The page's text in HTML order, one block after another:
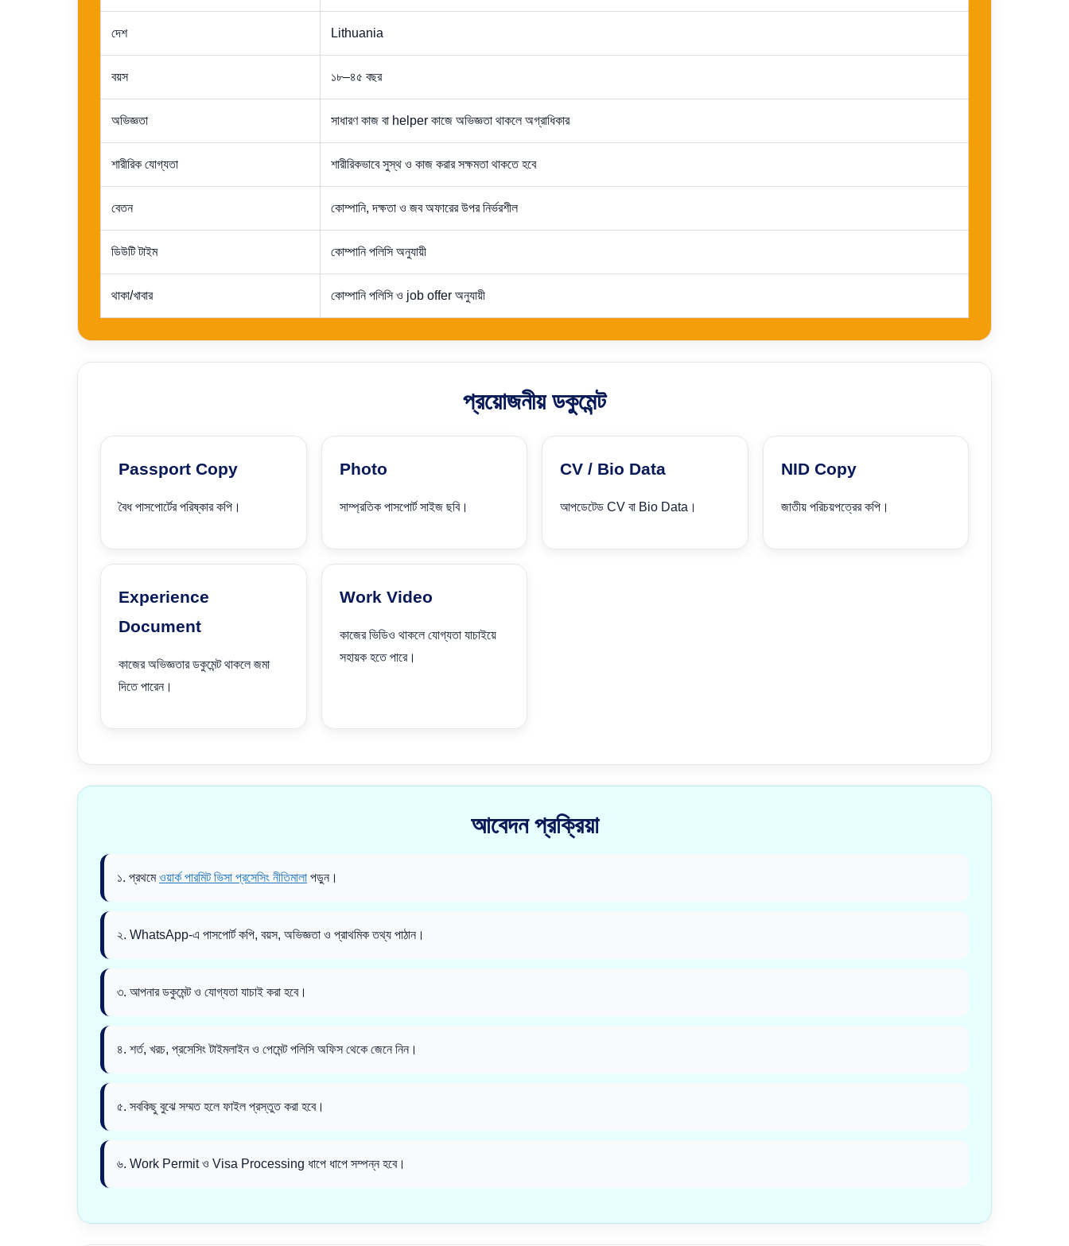
দেশ Lithuania
বয়স ১৮–৪৫ বছর
অভিজ্ঞতা সাধারণ কাজ বা helper কাজে অভিজ্ঞতা থাকলে অগ্রাধিকার
শারীরিক যোগ্যতা শারীরিকভাবে সুস্থ ও কাজ করার সক্ষমতা থাকতে হবে
বেতন কোম্পানি, দক্ষতা ও জব অফারের উপর নির্ভরশীল
ডিউটি টাইম কোম্পানি পলিসি অনুযায়ী
থাকা/খাবার কোম্পানি পলিসি ও job offer অনুযায়ী
প্রয়োজনীয় ডকুমেন্ট
Passport Copy
বৈধ পাসপোর্টের পরিষ্কার কপি।
Photo
সাম্প্রতিক পাসপোর্ট সাইজ ছবি।
CV / Bio Data
আপডেটেড CV বা Bio Data।
NID Copy
জাতীয় পরিচয়পত্রের কপি।
Experience
Document
কাজের অভিজ্ঞতার ডকুমেন্ট থাকলে জমা
দিতে পারেন।
Work Video
কাজের ভিডিও থাকলে যোগ্যতা যাচাইয়ে
সহায়ক হতে পারে।
আবেদন প্রক্রিয়া
১. প্রথমেওয়ার্ক পারমিট ভিসা প্রসেসিং নীতিমালা পড়ুন।
২. WhatsApp-এ পাসপোর্ট কপি, বয়স, অভিজ্ঞতা ও প্রাথমিক তথ্য পাঠান।
৩. আপনার ডকুমেন্ট ও যোগ্যতা যাচাই করা হবে।
৪. শর্ত, খরচ, প্রসেসিং টাইমলাইন ও পেমেন্ট পলিসি অফিস থেকে জেনে নিন।
৫. সবকিছু বুঝে সম্মত হলে ফাইল প্রস্তুত করা হবে।
৬. Work Permit ও Visa Processing ধাপে ধাপে সম্পন্ন হবে।